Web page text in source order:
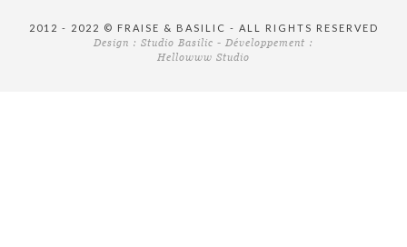
2012 - 2022 © FRAISE & BASILIC - ALL RIGHTS RESERVED
Design : Studio Basilic - Développement :
Hellowww Studio